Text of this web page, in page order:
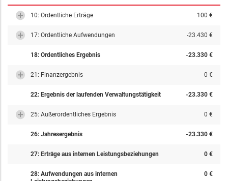
10: Ordentliche Erträge 100 €
17: Ordentliche Aufwendungen -23.430 €
18: Ordentliches Ergebnis -23.330 €
21: Finanzergebnis 0 €
22: Ergebnis der laufenden Verwaltungstätigkeit -23.330 €
25: Außerordentliches Ergebnis 0 €
26: Jahresergebnis -23.330 €
27: Erträge aus internen Leistungsbeziehungen 0 €
28: Aufwendungen aus internen
0 €